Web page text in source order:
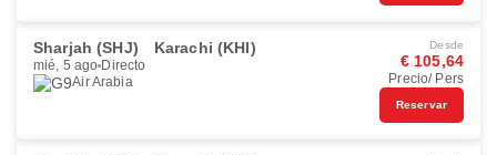
Sharjah (SHJ) Karachi (KHI)
mié, 5 ago Directo
Air Arabia
Desde
€ 105,64
Precio/ Pers
Reservar